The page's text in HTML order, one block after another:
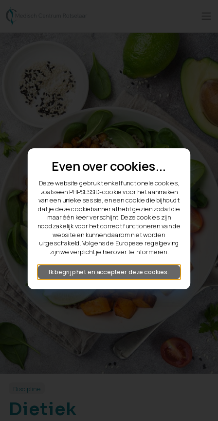
Discipline
Dietiek
Even over cookies...
Deze website gebruikt enkel functionele cookies,
zoals een PHPSESSID-cookie voor het aanmaken
van een unieke sessie, en een cookie die bijhoudt
dat je deze cookiebanner al hebt gezien zodat die
maar één keer verschijnt. Deze cookies zijn
noodzakelijk voor het correct functioneren van de
website en kunnen daarom niet worden
uitgeschakeld. Volgens de Europese regelgeving
zijn we verplicht je hierover te informeren.
Ik begrijp het en accepteer deze cookies.